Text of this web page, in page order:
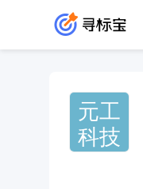
元工
科技